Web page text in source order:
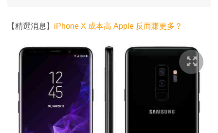
【精選消息】 iPhone X 成本高 Apple 反而賺更多？